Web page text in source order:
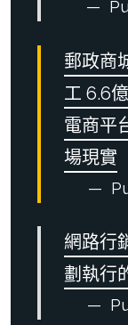
郵政商
工 6.6
電商平
場現實
網路行
劃執行